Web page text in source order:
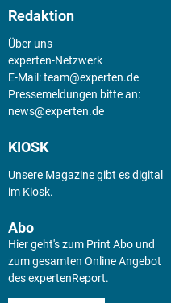
Redaktion
Über uns
experten-Netzwerk
E-Mail:team@experten.de
Pressemeldungen bitte an:
news@experten.de
KIOSK
Unsere Magazine gibt es digital
im Kiosk.
Abo
Hier geht's zum Print Abo und
zum gesamten Online Angebot
des expertenReport.